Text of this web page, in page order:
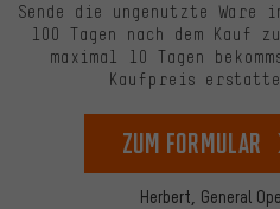
Herbert, General
Sende die ungenutzte Ware
100 Tagen nach dem Kauf
maximal 10 Tagen
Kaufpreis
zum Formular